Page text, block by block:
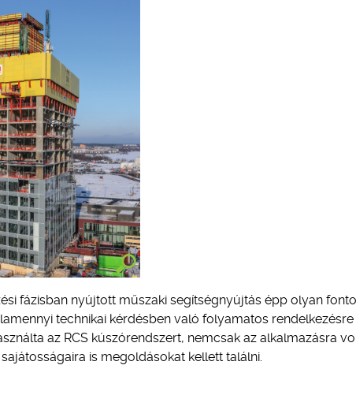
fázisban nyújtott műszaki segítségnyújtás épp olyan
technikai kérdésben való folyamatos
az RCS kúszórendszert, nemcsak az alkalmazásra
is megoldásokat kellett találni.